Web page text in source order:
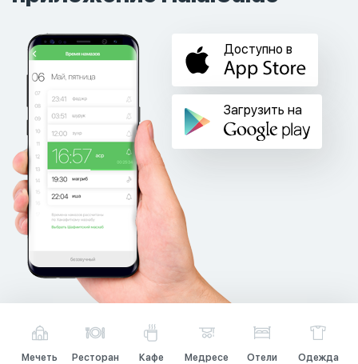
Доступно в
Загрузить на
Мечеть Ресторан Кафе Медресе Отели Одежда